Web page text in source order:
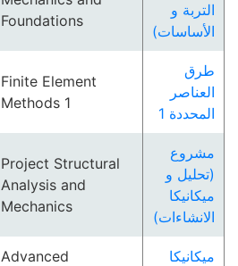
التربة و
الأساسات)
Foundations
طرق
العناصر
المحددة 1
Finite Element
Methods 1
مشروع
(تحليل و
ميكانيكا
الانشاءات)
Project Structural
Analysis and
Mechanics
ميكانيكا
Advanced